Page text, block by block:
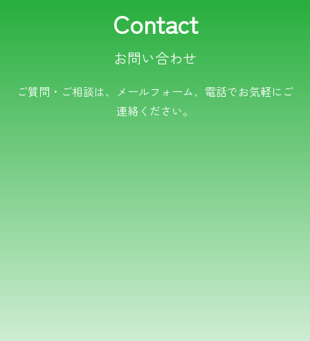
Contact
お問い合わせ
ご質問・ご相談は、メールフォーム、電話でお気軽にご
連絡ください。
電話でのお問い合わせ